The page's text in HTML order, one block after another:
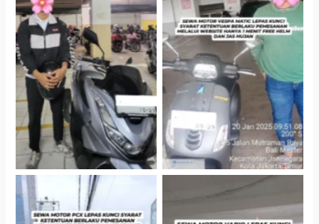
Hotel Kartika Chandra,
Jakarta Selatan
Cityplaza Jatinegara
Gedung Parkir P6A